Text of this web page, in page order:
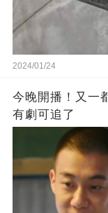
2024/01/24
今晚開播！又一
有劇可追了